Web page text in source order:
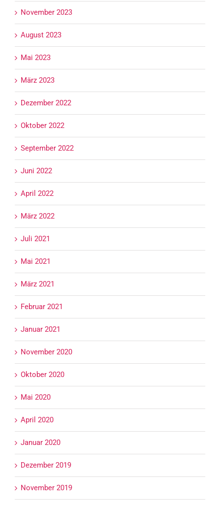
November 2023
August 2023
Mai 2023
März 2023
Dezember 2022
Oktober 2022
September 2022
Juni 2022
April 2022
März 2022
Juli 2021
Mai 2021
März 2021
Februar 2021
Januar 2021
November 2020
Oktober 2020
Mai 2020
April 2020
Januar 2020
Dezember 2019
November 2019